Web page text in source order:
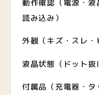
動作確認（電源・
読み込み）
外観（キズ・スレ・
液晶状態（ドット抜
付属品（充電器・タ